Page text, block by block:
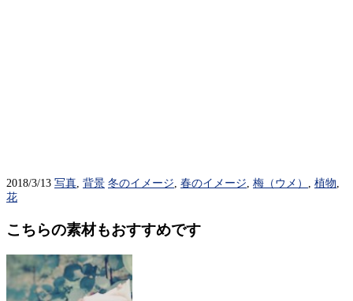
2018/3/13 写真 背景 冬のイメージ 春のイメージ 梅（ウメ） 植物
花
こちらの素材もおすすめです